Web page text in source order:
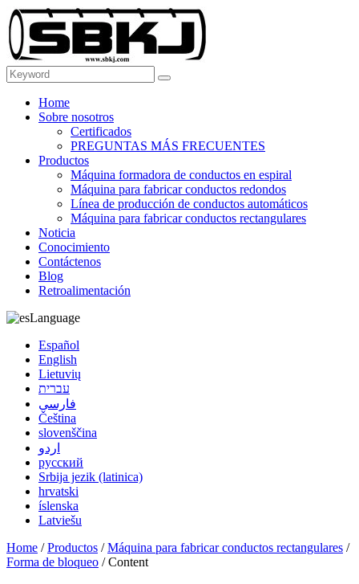
Home
Sobre nosotros
Certificados
PREGUNTAS MÁS FRECUENTES
Productos
Máquina formadora de conductos en espiral
Máquina para fabricar conductos redondos
Línea de producción de conductos automáticos
Máquina para fabricar conductos rectangulares
Noticia
Conocimiento
Contáctenos
Blog
Retroalimentación
Language
Español
English
Lietuvių
עברית
فارسی
Čeština
slovenščina
اردو
русский
Srbija jezik (latinica)
hrvatski
íslenska
Latviešu
Home /Productos /Máquina para fabricar conductos rectangulares /
Forma de bloqueo / Content